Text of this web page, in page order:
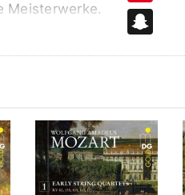
Pinterest
Meisterwerke.
Weihnachtstag des
für Damen seines
kurze Musikstücke,
nicht ohne Grund